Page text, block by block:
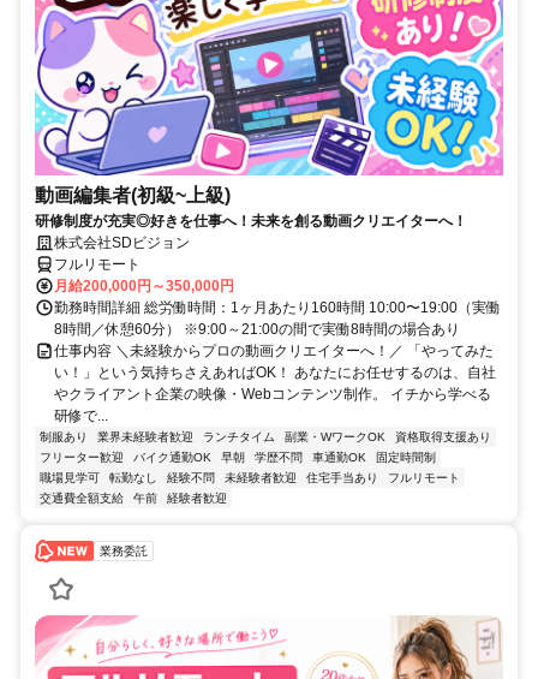
動画編集者(初級~上級)
研修制度が充実◎好きを仕事へ！未来を創る動画クリエイターへ！
株式会社SDビジョン
フルリモート
月給200,000円～350,000円
勤務時間詳細 総労働時間：1ヶ月あたり160時間 10:00〜19:00（実働
8時間／休憩60分） ※9:00～21:00の間で実働8時間の場合あり
仕事内容 ＼未経験からプロの動画クリエイターへ！／ 「やってみた
い！」という気持ちさえあればOK！ あなたにお任せするのは、自社
やクライアント企業の映像・Webコンテンツ制作。 イチから学べる
研修で...
制服あり 業界未経験者歓迎 ランチタイム 副業・WワークOK
資格取得支援あり
フリーター歓迎
バイク通勤OK 早朝 学歴不問 車通勤OK
固定時間制
職場見学可
転勤なし 経験不問 未経験者歓迎 住宅手当あり
フルリモート
交通費全額支給
午前 経験者歓迎
業務委託